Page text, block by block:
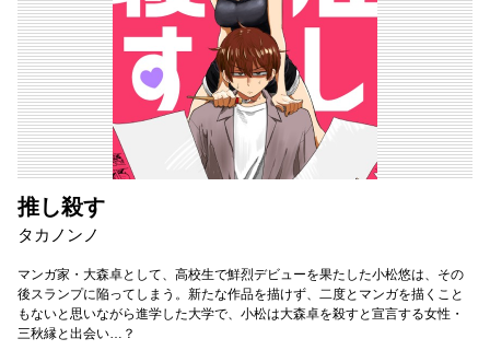
推し殺す
タカノンノ
マンガ家・大森卓として、高校生で鮮烈デビューを果たした小松悠は、その
後スランプに陥ってしまう。新たな作品を描けず、二度とマンガを描くこと
もないと思いながら進学した大学で、小松は大森卓を殺すと宣言する女性・
三秋縁と出会い…？